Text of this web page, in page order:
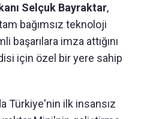
Selçuk Bayraktar,
bağımsız teknoloji
başarılara imza attığını
için özel bir yere sahip
Türkiye'nin ilk insansız